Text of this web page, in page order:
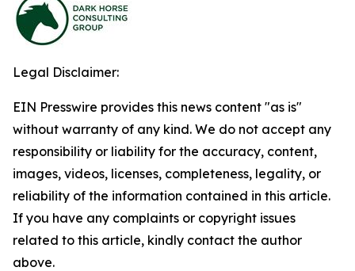
Legal Disclaimer:
EIN Presswire provides this news content "as is"
without warranty of any kind. We do not accept any
responsibility or liability for the accuracy, content,
images, videos, licenses, completeness, legality, or
reliability of the information contained in this article.
If you have any complaints or copyright issues
related to this article, kindly contact the author
above.